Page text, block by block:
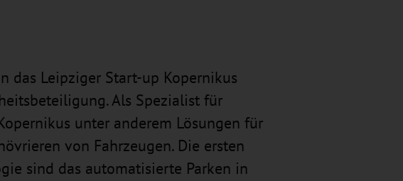
das Leipziger Start-up Kopernikus
Als Spezialist für
unter anderem Lösungen für
von Fahrzeugen. Die ersten
sind das automatisierte Parken in